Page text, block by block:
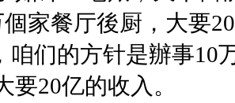
家餐厅後厨，大要
咱们的方针是辦事10
要20亿的收入。